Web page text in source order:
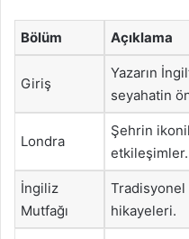
Bölüm Açıklama
Giriş
Yazarın
seyahatin
Londra
Şehrin
etkileşimler.
İngiliz
Mutfağı
hikayeleri.